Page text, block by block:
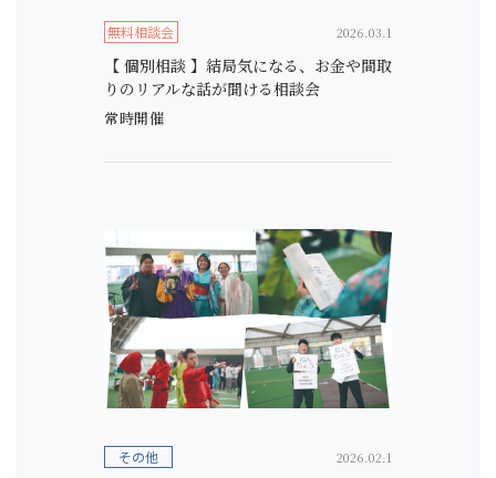
無料相談会 2026.03.1
【 個別相談 】結局気になる、お金や間取
りのリアルな話が聞ける相談会
常時開催
その他 2026.02.1